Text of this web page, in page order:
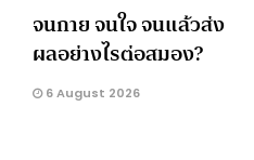
จนกาย จนใจ จนแล้วส่ง
ผลอย่างไรต่อสมอง?
6 August 2026